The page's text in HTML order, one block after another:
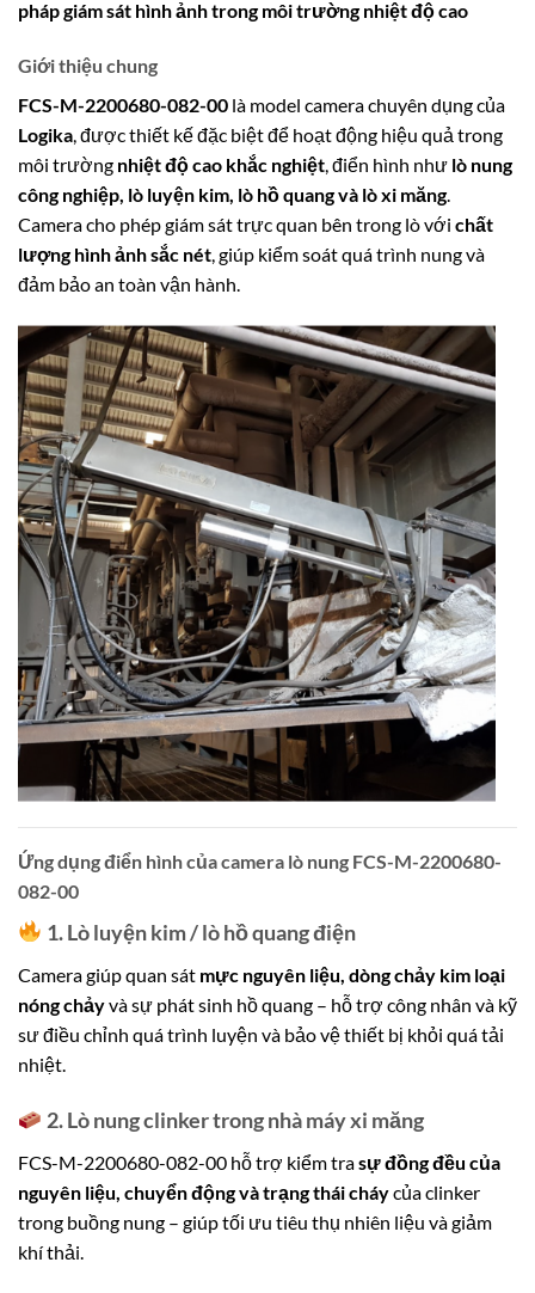
pháp giám sát hình ảnh trong môi trường nhiệt độ cao
Giới thiệu chung
FCS-M-2200680-082-00 là model camera chuyên dụng của
Logika, được thiết kế đặc biệt để hoạt động hiệu quả trong
môi trường nhiệt độ cao khắc nghiệt, điển hình như lò nung
công nghiệp, lò luyện kim, lò hồ quang và lò xi măng.
Camera cho phép giám sát trực quan bên trong lò với chất
lượng hình ảnh sắc nét, giúp kiểm soát quá trình nung và
đảm bảo an toàn vận hành.
Ứng dụng điển hình của camera lò nung FCS-M-2200680-
082-00
1. Lò luyện kim / lò hồ quang điện
Camera giúp quan sát mực nguyên liệu, dòng chảy kim loại
nóng chảyvà sự phát sinh hồ quang – hỗ trợ công nhân và kỹ
sư điều chỉnh quá trình luyện và bảo vệ thiết bị khỏi quá tải
nhiệt.
2. Lò nung clinker trong nhà máy xi măng
FCS-M-2200680-082-00 hỗ trợ kiểm trasự đồng đều của
nguyên liệu, chuyển động và trạng thái cháycủa clinker
trong buồng nung – giúp tối ưu tiêu thụ nhiên liệu và giảm
khí thải.